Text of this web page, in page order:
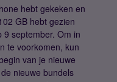
hebt gekeken en
GB hebt gezien
september. Om in
te voorkomen, kun
van je nieuwe
nieuwe bundels